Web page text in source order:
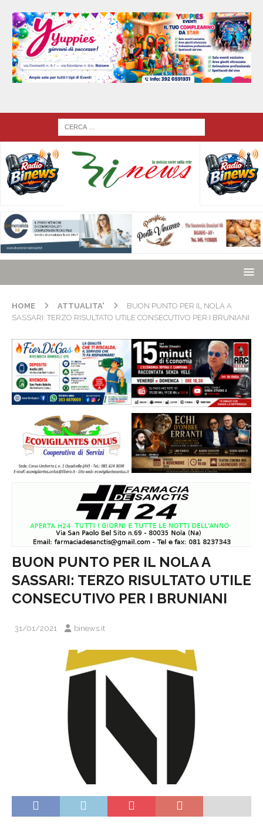
HOME ATTUALITA'
BUON PUNTO PER IL NOLA A
SASSARI: TERZO RISULTATO UTILE CONSECUTIVO PER I BRUNIANI
BUON PUNTO PER IL NOLA A
SASSARI: TERZO RISULTATO UTILE
CONSECUTIVO PER I BRUNIANI
31/01/2021 binews.it